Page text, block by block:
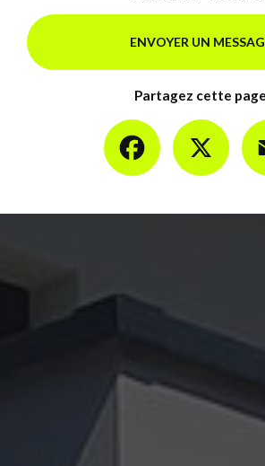
ENVOYER UN
Partagez cette page
Facebook